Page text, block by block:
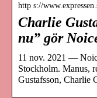
http s://
Charlie
nu” gör
11 nov. 2021 —
Stockholm. Manus,
Gustafsson, Charlie